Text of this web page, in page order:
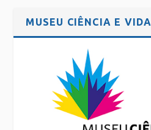
MUSEU CIÊNCIA E VIDA